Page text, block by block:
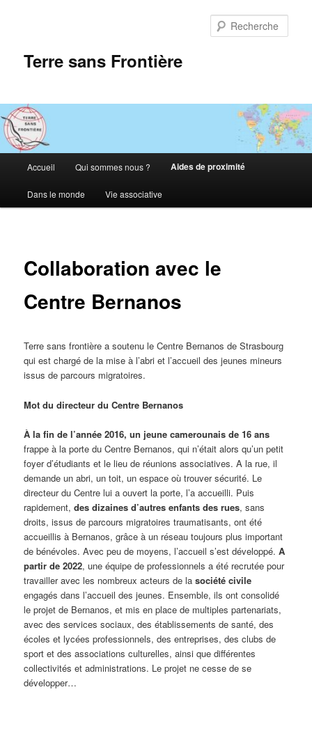
Terre sans Frontière
principal
Accueil Qui sommes nous ? Aides de proximité
Dans le monde Vie associative
Collaboration avec le
Centre Bernanos
Terre sans frontière a soutenu le Centre Bernanos de Strasbourg
qui est chargé de la mise à l’abri et l’accueil des jeunes mineurs
issus de parcours migratoires.
Mot du directeur du Centre Bernanos
À la fin de l’année 2016, un jeune camerounais de 16 ans
frappe à la porte du Centre Bernanos, qui n’était alors qu’un petit
foyer d’étudiants et le lieu de réunions associatives. A la rue, il
demande un abri, un toit, un espace où trouver sécurité. Le
directeur du Centre lui a ouvert la porte, l’a accueilli. Puis
rapidement,des dizaines d’autres enfants des rues, sans
droits, issus de parcours migratoires traumatisants, ont été
accueillis à Bernanos, grâce à un réseau toujours plus important
de bénévoles. Avec peu de moyens, l’accueil s’est développé.A
partir de 2022, une équipe de professionnels a été recrutée pour
travailler avec les nombreux acteurs de lasociété civile
engagés dans l’accueil des jeunes. Ensemble, ils ont consolidé
le projet de Bernanos, et mis en place de multiples partenariats,
avec des services sociaux, des établissements de santé, des
écoles et lycées professionnels, des entreprises, des clubs de
sport et des associations culturelles, ainsi que différentes
collectivités et administrations. Le projet ne cesse de se
développer…